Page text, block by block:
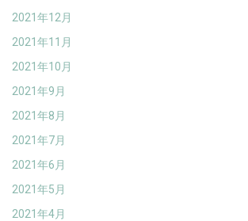
2021年12月
2021年11月
2021年10月
2021年9月
2021年8月
2021年7月
2021年6月
2021年5月
2021年4月